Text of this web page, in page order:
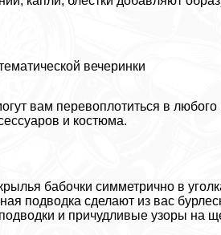
вечеринки
вам перевоплотиться в
и костюма.
бабочки симметрично в
подводка сделают из вас
и причудливые узоры на